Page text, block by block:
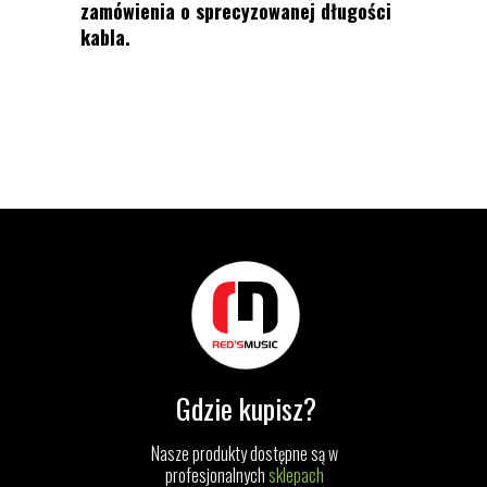
zamówienia o sprecyzowanej długości
kabla.
Nasze produkty dostępne są w
profesjonalnychsklepach
Gdzie kupisz?